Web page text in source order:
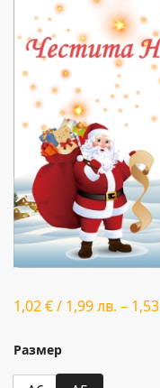
1,02€/ 1,99лв. – 1,53
Размер